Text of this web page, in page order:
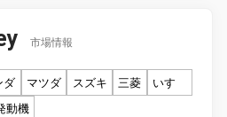
市場情報
ダ マツダ スズキ 三菱
いすゞ
動機